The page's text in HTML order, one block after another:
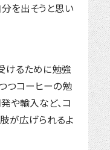
を出そうと思い
けるために勉強
つコーヒーの勉
や輸入など、コ
が広げられるよ